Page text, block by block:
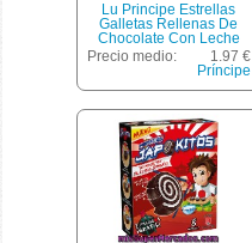
Lu Principe Estrellas
Galletas Rellenas De
Chocolate Con Leche
Paquete 225g
Precio medio:
1.97 €
Príncipe